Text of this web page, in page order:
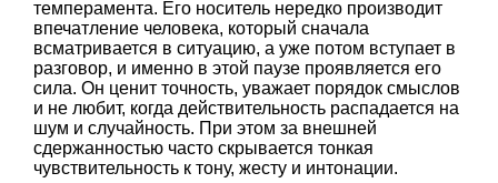
темперамента. Его носитель нередко производит
впечатление человека, который сначала
всматривается в ситуацию, а уже потом вступает в
разговор, и именно в этой паузе проявляется его
сила. Он ценит точность, уважает порядок смыслов
и не любит, когда действительность распадается на
шум и случайность. При этом за внешней
сдержанностью часто скрывается тонкая
чувствительность к тону, жесту и интонации.